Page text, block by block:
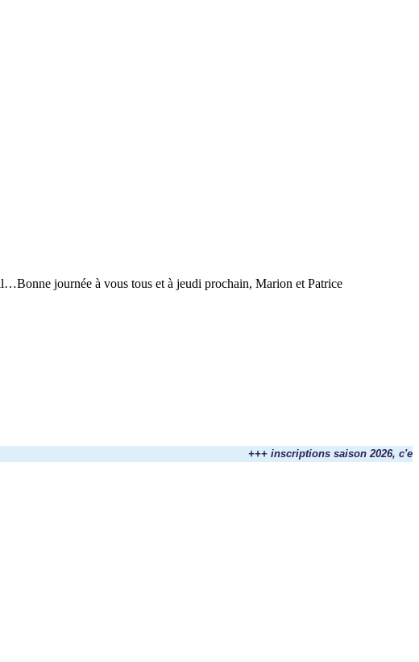
journée à vous tous et à jeudi prochain, Marion et Patrice
+++ inscriptions saison 2026, c'est